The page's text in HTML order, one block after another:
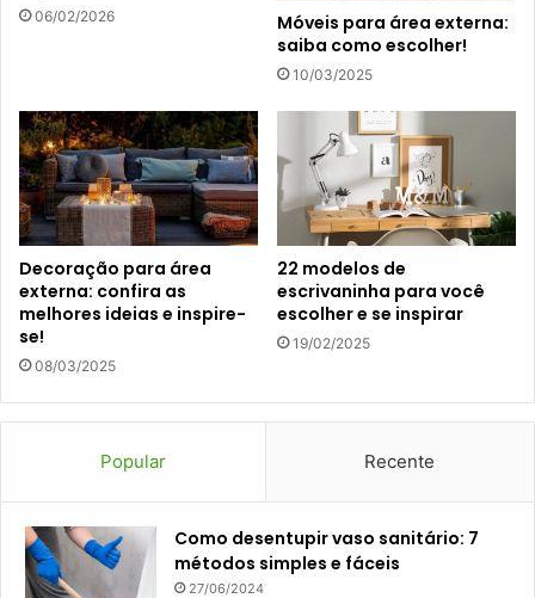
06/02/2026
Móveis para área externa:
saiba como escolher!
10/03/2025
Decoração para área
externa: confira as
melhores ideias e inspire-
se!
08/03/2025
22 modelos de
escrivaninha para você
escolher e se inspirar
19/02/2025
Popular Recente
Como desentupir vaso sanitário: 7
métodos simples e fáceis
27/06/2024